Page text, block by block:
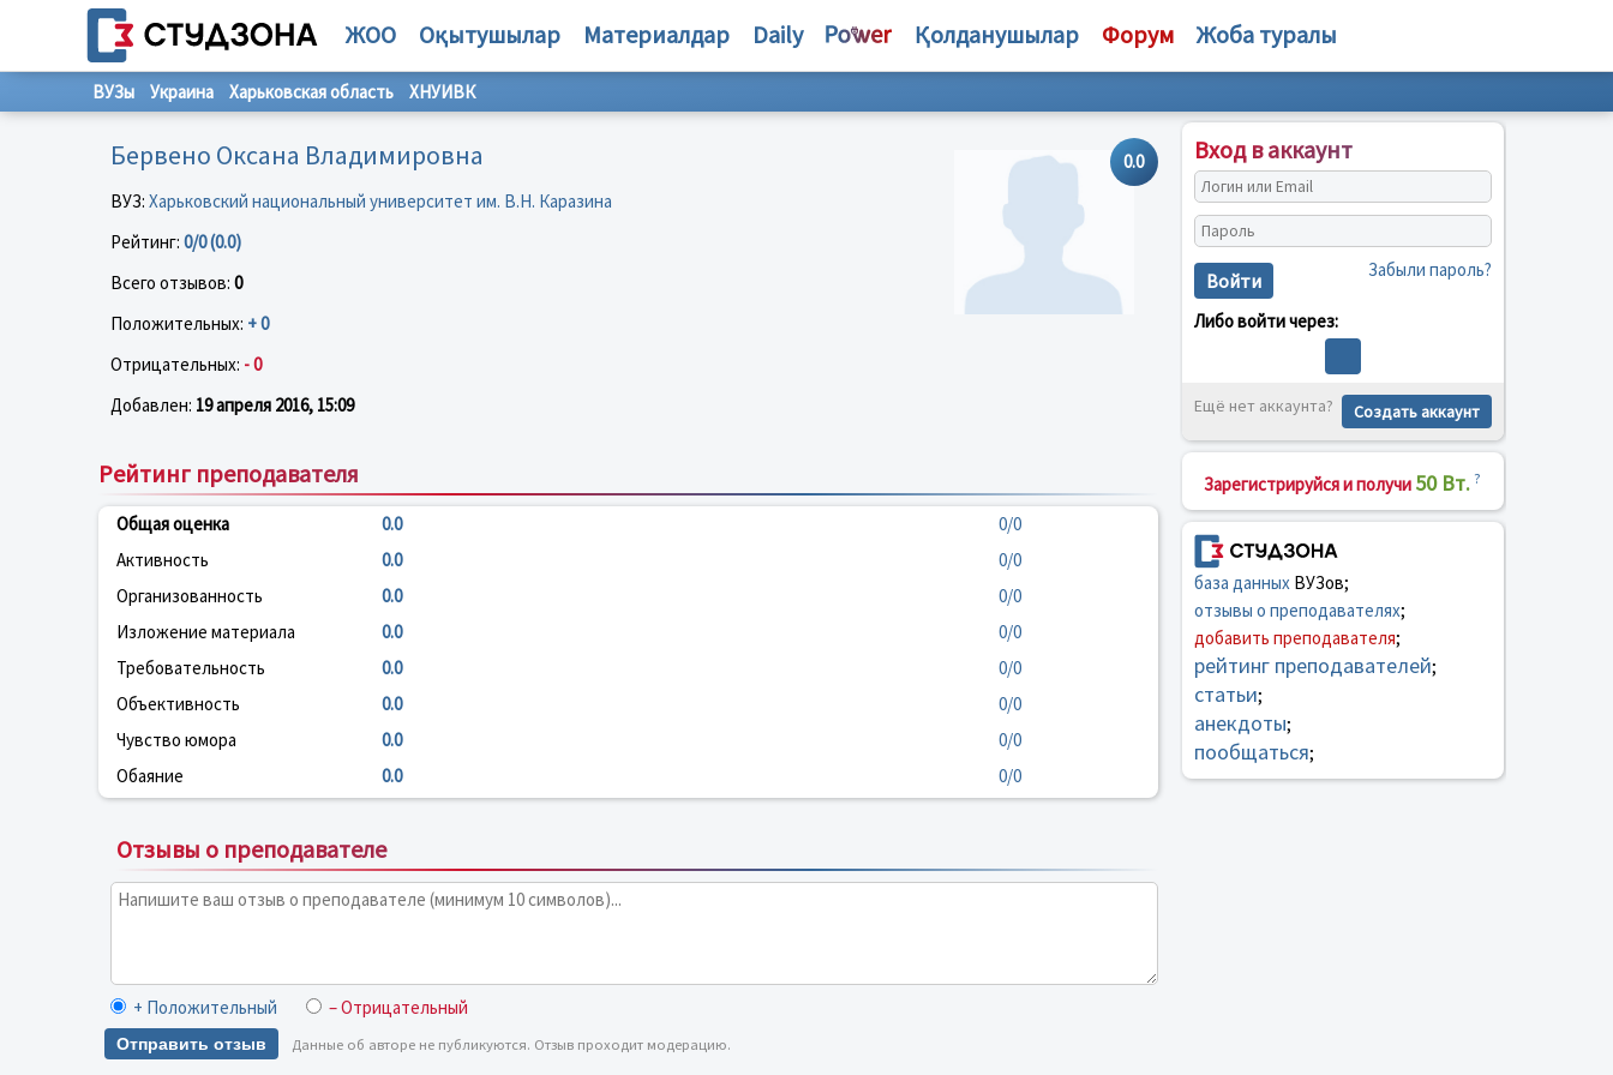
ЖОО Оқытушылар Материалдар Daily Қолданушылар Форум Жоба туралы
ВУЗы Украина Харьковская область ХНУИВК
0.0
Бервено Оксана Владимировна
ВУЗ: Харьковский национальный университет им. В.Н. Каразина
Рейтинг: 0/0 (0.0)
Всего отзывов: 0
Положительных: + 0
Отрицательных: - 0
Добавлен: 19 апреля 2016, 15:09
Рейтинг преподавателя
Общая оценка 0.0
0/0
Активность
0.0
0/0
Организованность
0.0
0/0
Изложение материала
0.0
0/0
Требовательность
0.0
0/0
Объективность
0.0
0/0
Чувство юмора
0.0
0/0
Обаяние
0.0 0/0
Отзывы о преподавателе
+ Положительный – Отрицательный
Отправить отзыв Данные об авторе не публикуются. Отзыв проходит модерацию.
Вход в аккаунт
Войти Забыли пароль?
Либо войти через:
Ещё нет аккаунта? Создать аккаунт
Зарегистрируйся и получи 50 Вт. ?
база данныхВУЗов;
отзывы о преподавателях;
добавить преподавателя;
рейтинг преподавателей;
статьи;
анекдоты;
пообщаться;